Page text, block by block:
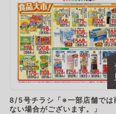
8/5号チラシ「※一部店舗では
ない場合がございます。」